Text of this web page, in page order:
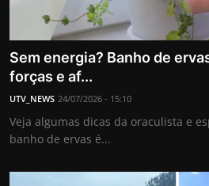
Sem energia? Banho de
forças e af...
UTV_NEWS 24/07/2026 - 15:10
Veja algumas dicas da oraculista e
banho de ervas é...